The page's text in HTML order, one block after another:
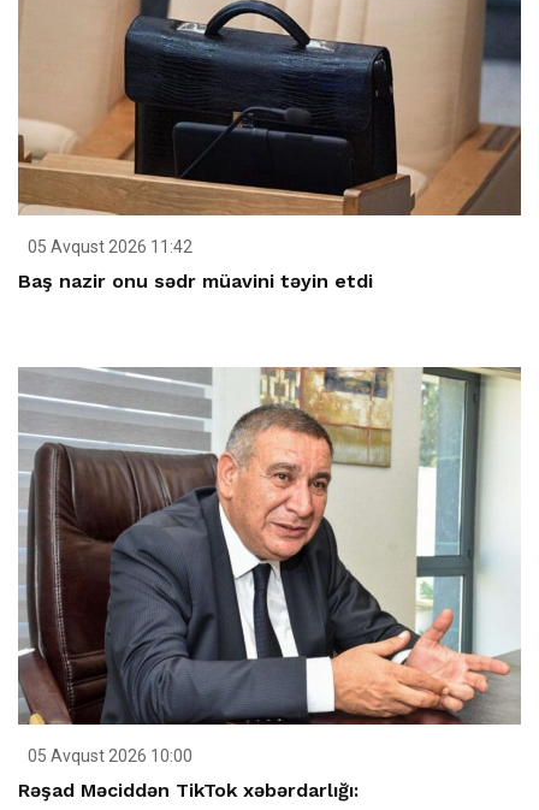
05 Avqust 2026 11:42
Baş nazir onu sədr müavini təyin etdi
05 Avqust 2026 10:00
Rəşad Məciddən TikTok xəbərdarlığı: